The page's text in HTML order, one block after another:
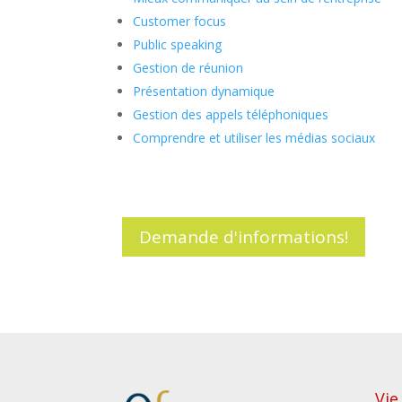
Customer focus
Public speaking
Gestion de réunion
Présentation dynamique
Gestion des appels téléphoniques
Comprendre et utiliser les médias sociaux
Demande d'informations!